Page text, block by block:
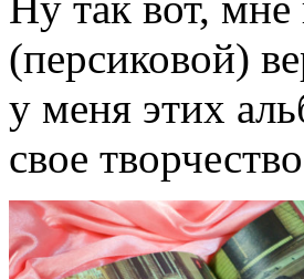
(персиковой)
у меня этих
свое